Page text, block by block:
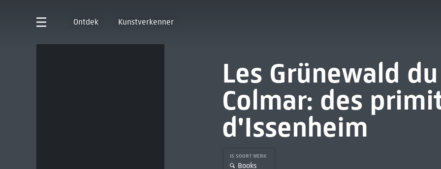
Ontdek Kunstverkenner
Les Grünewald
Colmar: des
d'Issenheim
IS SOORT WERK
Books